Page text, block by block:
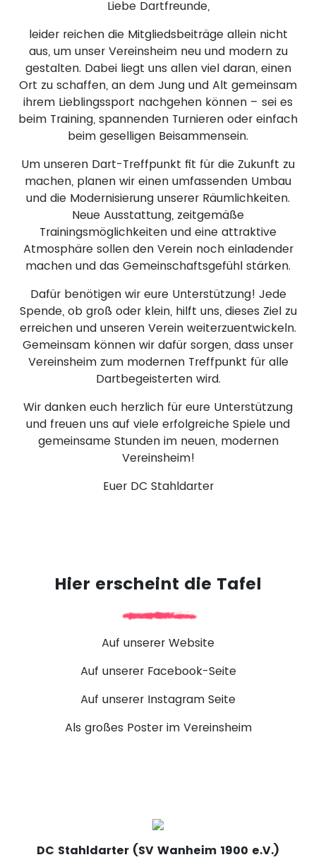
Liebe Dartfreunde,
leider reichen die Mitgliedsbeiträge allein nicht
aus, um unser Vereinsheim neu und modern zu
gestalten. Dabei liegt uns allen viel daran, einen
Ort zu schaffen, an dem Jung und Alt gemeinsam
ihrem Lieblingssport nachgehen können – sei es
beim Training, spannenden Turnieren oder einfach
beim geselligen Beisammensein.
Um unseren Dart-Treffpunkt fit für die Zukunft zu
machen, planen wir einen umfassenden Umbau
und die Modernisierung unserer Räumlichkeiten.
Neue Ausstattung, zeitgemäße
Trainingsmöglichkeiten und eine attraktive
Atmosphäre sollen den Verein noch einladender
machen und das Gemeinschaftsgefühl stärken.
Dafür benötigen wir eure Unterstützung! Jede
Spende, ob groß oder klein, hilft uns, dieses Ziel zu
erreichen und unseren Verein weiterzuentwickeln.
Gemeinsam können wir dafür sorgen, dass unser
Vereinsheim zum modernen Treffpunkt für alle
Dartbegeisterten wird.
Wir danken euch herzlich für eure Unterstützung
und freuen uns auf viele erfolgreiche Spiele und
gemeinsame Stunden im neuen, modernen
Vereinsheim!
Euer DC Stahldarter
Hier erscheint die Tafel
Auf unserer Website
Auf unserer Facebook-Seite
Auf unserer Instagram Seite
Als großes Poster im Vereinsheim
DC Stahldarter (SV Wanheim 1900 e.V.)